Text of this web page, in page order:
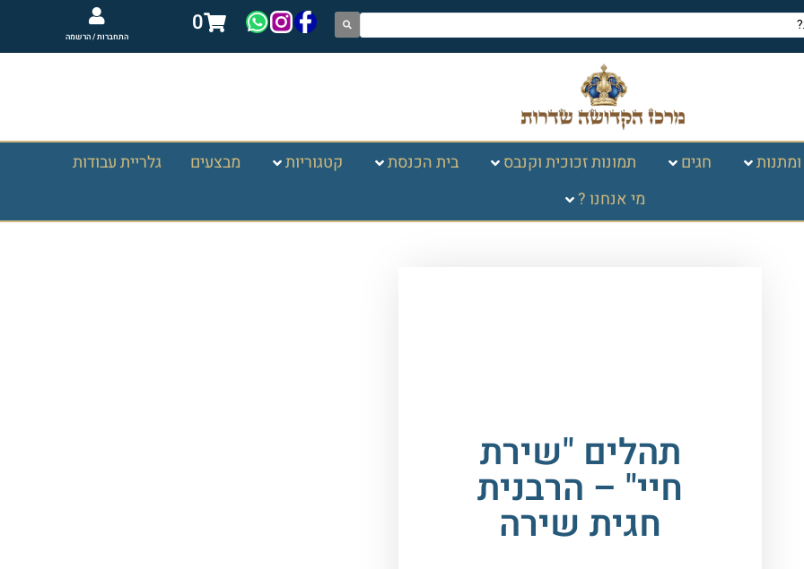
0
התחברות / הרשמה
חגים תמונות זכוכית וקנבס בית הכנסת קטגוריות מבצעים
גלריית עבודות
מי אנחנו ?
תהלים "שירת
חיי" – הרבנית
חגית שירה